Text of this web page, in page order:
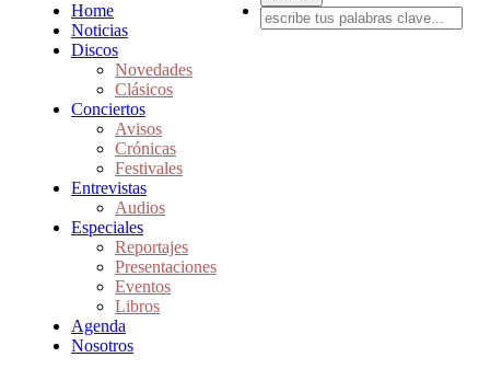
Home
Noticias
Discos
Novedades
Clásicos
Conciertos
Avisos
Crónicas
Festivales
Entrevistas
Audios
Especiales
Reportajes
Presentaciones
Eventos
Libros
Agenda
Nosotros